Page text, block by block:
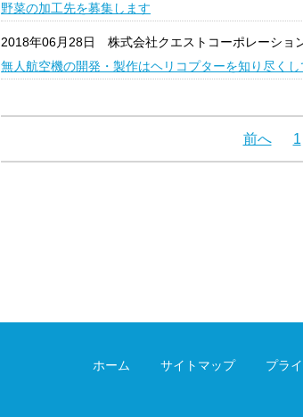
野菜の加工先を募集します
2018年06月28日
株式会社クエストコーポレーショ
無人航空機の開発・製作はヘリコプターを知り尽く
前へ 1
ホーム サイトマップ プラ